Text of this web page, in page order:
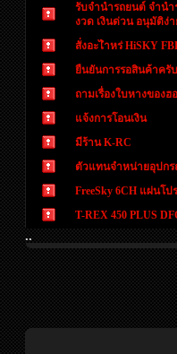
รับจำนำรถยนต์ จำนำ
งวด เงินด่วน อนุมัติง่
สั่งอะไำหร่ HiSKY
ยืนยันการรอสินค้าครับ
ถามเรื่องใบหางของฮ
แจ้งการโอนเงิน
มีร้าน K-RC
ตัวแทนจำหน่ายอุปก
FreeSky 6CH แผ่นโ
T-REX 450 PLUS
..